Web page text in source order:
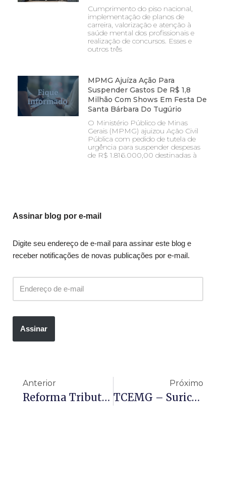
Cumprimento do piso nacional,
implementação de planos de
carreira, valorização e atenção à
saúde mental dos profissionais e
realização de concursos. Esses e
outros três
MPMG Ajuíza Ação Para
Suspender Gastos De R$ 1,8
Milhão Com Shows Em Festa De
Santa Bárbara Do Tugúrio
O Ministério Público de Minas
Gerais (MPMG) ajuizou Ação Civil
Pública com pedido de tutela de
urgência para suspender despesas
de R$ 1.816.000,00 destinadas à
Assinar blog por e-mail
Digite seu endereço de e-mail para assinar este blog e
receber notificações de novas publicações por e-mail.
Assinar
Anterior
Reforma Tributária Exigirá Reorganização Cadastral E Fiscal Dos Municípios
Próximo
TCEMG – Suricato E Resultado De Análise Das Informações Do Cadastro De Agentes Públicos Do Estado E Dos Municípios De Minas Gerais – CAPMG